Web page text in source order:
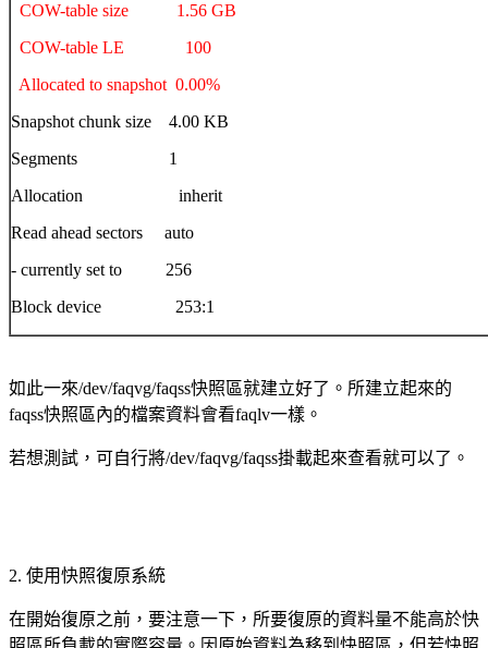
COW-table size 1.56 GB
COW-table LE 100
Allocated to snapshot 0.00%
Snapshot chunk size 4.00 KB
Segments 1
Allocation inherit
Read ahead sectors auto
- currently set to 256
Block device 253:1
如此一來/dev/faqvg/faqss快照區就建立好了。所建立起來的
faqss快照區內的檔案資料會看faqlv一樣。
若想測試，可自行將/dev/faqvg/faqss掛載起來查看就可以了。
2. 使用快照復原系統
在開始復原之前，要注意一下，所要復原的資料量不能高於快